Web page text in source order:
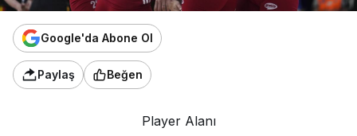
Google'da Abone Ol
Paylaş Beğen
Player Alanı